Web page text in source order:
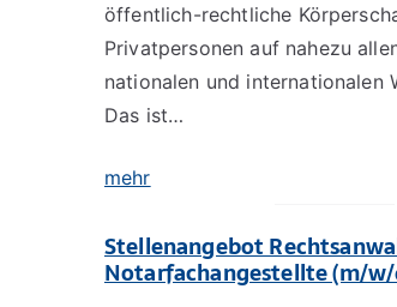
öffentlich-rechtliche
Privatpersonen auf nahezu
nationalen und internationalen
Das ist…
mehr
Stellenangebot
Notarfachangestellte (m/